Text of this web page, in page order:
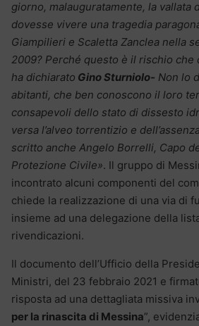
giorno, malauguratamente, la vallata
dovesse vivere una tragedia
Giampilieri e Scaletta Zanclea nella
2009? Perché questo è il rischio che
ha dichiarato Gino Sturniolo- Non lo
abitanti, che ben conoscono il loro
consapevoli dello stato di dissesto
versa l’alveo torrentizio e
scritto anche Angelo Borrelli, Capo
Protezione Civile». Il gruppo di
incontrato alcuni componenti del
chiede la realizzazione di una via di
insieme ad una delegazione della
rivendicazioni.
Il documento dell’Ufficio della
Ministri, del 23 febbraio 2021 e
risposta ad una dettagliata missiva
per la rinascita di Messina”,